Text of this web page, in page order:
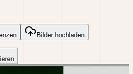
Bilder hochladen